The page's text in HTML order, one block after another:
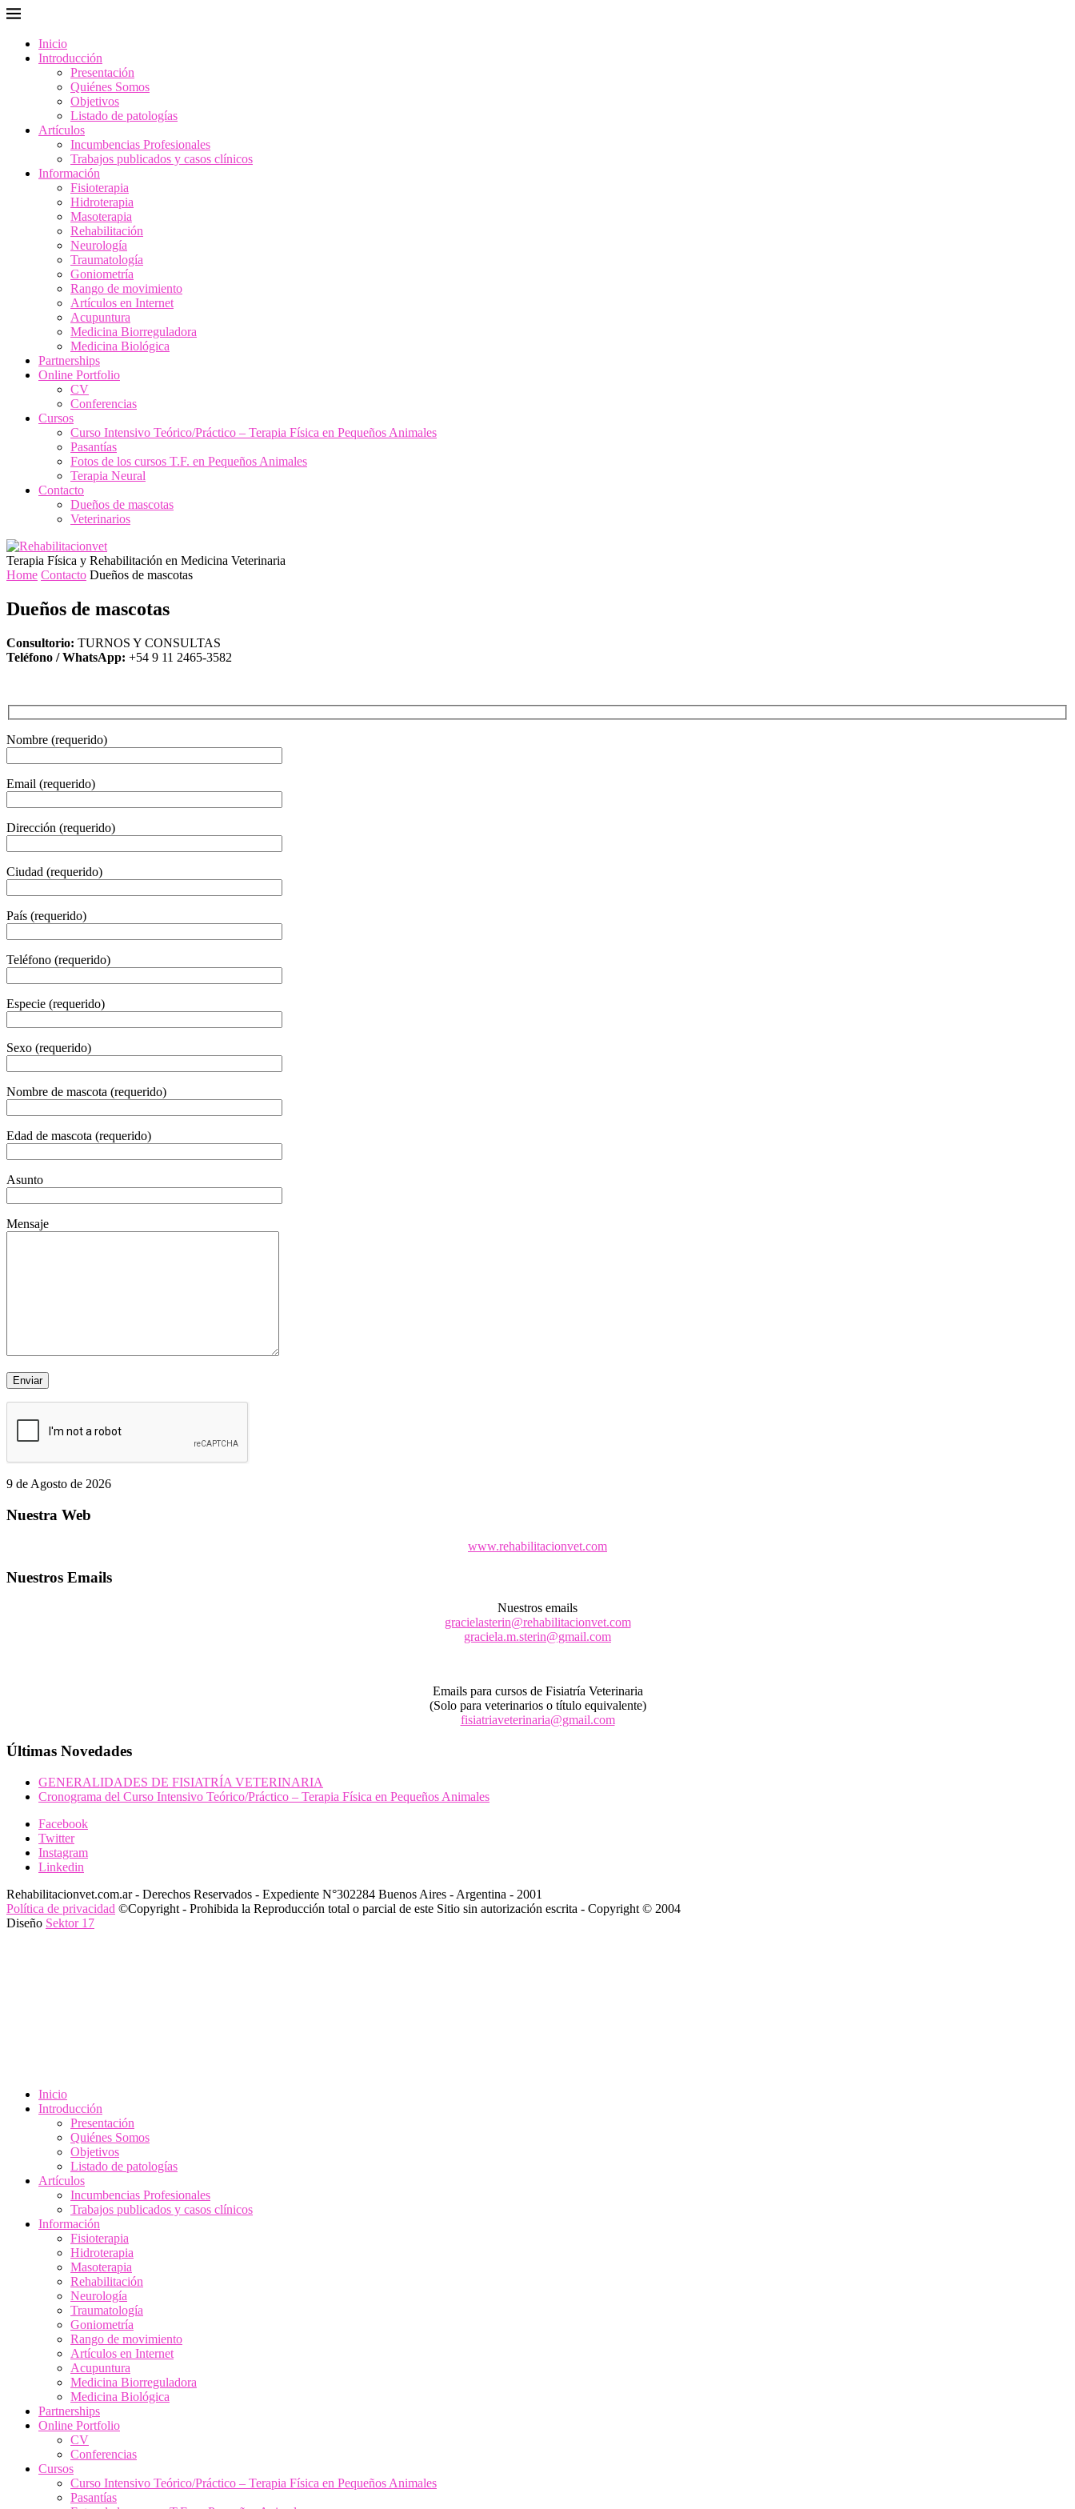
Inicio
Introducción
Presentación
Quiénes Somos
Objetivos
Listado de patologías
Artículos
Incumbencias Profesionales
Trabajos publicados y casos clínicos
Información
Fisioterapia
Hidroterapia
Masoterapia
Rehabilitación
Neurología
Traumatología
Goniometría
Rango de movimiento
Artículos en Internet
Acupuntura
Medicina Biorreguladora
Medicina Biológica
Partnerships
Online Portfolio
CV
Conferencias
Cursos
Curso Intensivo Teórico/Práctico – Terapia Física en Pequeños Animales
Pasantías
Fotos de los cursos T.F. en Pequeños Animales
Terapia Neural
Contacto
Dueños de mascotas
Veterinarios
Terapia Física y Rehabilitación en Medicina Veterinaria
Home Contacto Dueños de mascotas
Dueños de mascotas
Consultorio: TURNOS Y CONSULTAS
Teléfono / WhatsApp: +54 9 11 2465-3582
Nombre (requerido)
Email (requerido)
Dirección (requerido)
Ciudad (requerido)
País (requerido)
Teléfono (requerido)
Especie (requerido)
Sexo (requerido)
Nombre de mascota (requerido)
Edad de mascota (requerido)
Asunto
Mensaje
9 de Agosto de 2026
Nuestra Web
www.rehabilitacionvet.com
Nuestros Emails
Nuestros emails
gracielasterin@rehabilitacionvet.com
graciela.m.sterin@gmail.com
Emails para cursos de Fisiatría Veterinaria
(Solo para veterinarios o título equivalente)
fisiatriaveterinaria@gmail.com
Últimas Novedades
GENERALIDADES DE FISIATRÍA VETERINARIA
Cronograma del Curso Intensivo Teórico/Práctico – Terapia Física en Pequeños Animales
Facebook
Twitter
Instagram
Linkedin
Rehabilitacionvet.com.ar - Derechos Reservados - Expediente N°302284 Buenos Aires - Argentina - 2001
Política de privacidad ©Copyright - Prohibida la Reproducción total o parcial de este Sitio sin autorización escrita - Copyright © 2004
Diseño Sektor 17
Inicio
Introducción
Presentación
Quiénes Somos
Objetivos
Listado de patologías
Artículos
Incumbencias Profesionales
Trabajos publicados y casos clínicos
Información
Fisioterapia
Hidroterapia
Masoterapia
Rehabilitación
Neurología
Traumatología
Goniometría
Rango de movimiento
Artículos en Internet
Acupuntura
Medicina Biorreguladora
Medicina Biológica
Partnerships
Online Portfolio
CV
Conferencias
Cursos
Curso Intensivo Teórico/Práctico – Terapia Física en Pequeños Animales
Pasantías